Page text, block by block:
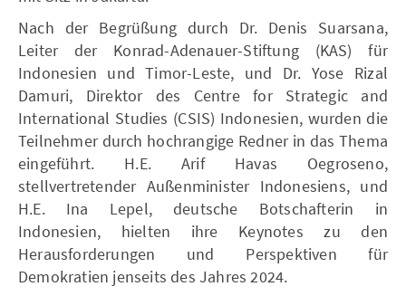
Nach der Begrüßung durch Dr. Denis Suarsana,
Leiter der Konrad-Adenauer-Stiftung (KAS) für
Indonesien und Timor-Leste, und Dr. Yose Rizal
Damuri, Direktor des Centre for Strategic and
International Studies (CSIS) Indonesien, wurden die
Teilnehmer durch hochrangige Redner in das Thema
eingeführt. H.E. Arif Havas Oegroseno,
stellvertretender Außenminister Indonesiens, und
H.E. Ina Lepel, deutsche Botschafterin in
Indonesien, hielten ihre Keynotes zu den
Herausforderungen und Perspektiven für
Demokratien jenseits des Jahres 2024.